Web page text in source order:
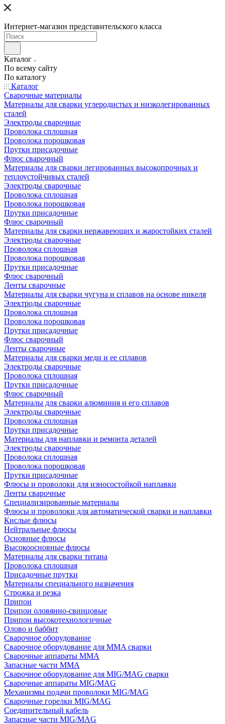
Интернет-магазин представительского класса
Каталог
По всему сайту
По каталогу
Каталог
Сварочные материалы
Материалы для сварки углеродистых и низколегированных
сталей
Электроды сварочные
Проволока сплошная
Проволока порошковая
Прутки присадочные
Флюс сварочный
Материалы для сварки легированных высокопрочных и
теплоустойчивых сталей
Электроды сварочные
Проволока сплошная
Проволока порошковая
Прутки присадочные
Флюс сварочный
Материалы для сварки нержавеющих и жаростойких сталей
Электроды сварочные
Проволока сплошная
Проволока порошковая
Прутки присадочные
Флюс сварочный
Ленты сварочные
Материалы для сварки чугуна и сплавов на основе никеля
Электроды сварочные
Проволока сплошная
Проволока порошковая
Прутки присадочные
Флюс сварочный
Ленты сварочные
Материалы для сварки меди и ее сплавов
Электроды сварочные
Проволока сплошная
Прутки присадочные
Флюс сварочный
Материалы для сварки алюминия и его сплавов
Электроды сварочные
Проволока сплошная
Прутки присадочные
Материалы для наплавки и ремонта деталей
Электроды сварочные
Проволока сплошная
Проволока порошковая
Прутки присадочные
Флюсы и проволоки для износостойкой наплавки
Ленты сварочные
Специализированные материалы
Флюсы и проволоки для автоматической сварки и наплавки
Кислые флюсы
Нейтральные флюсы
Основные флюсы
Высокоосновные флюсы
Материалы для сварки титана
Проволока сплошная
Присадочные прутки
Материалы специального назначения
Строжка и резка
Припои
Припои оловянно-свинцовые
Припои высокотехнологичные
Олово и баббит
Сварочное оборудование
Сварочное оборудование для MMA сварки
Сварочные аппараты MMA
Запасные части MMA
Сварочное оборудование для MIG/MAG сварки
Сварочные аппараты MIG/MAG
Механизмы подачи проволоки MIG/MAG
Сварочные горелки MIG/MAG
Соединительный кабель
Запасные части MIG/MAG